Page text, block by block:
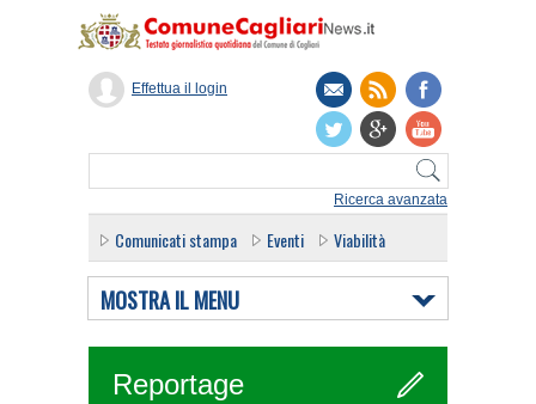
Ricerca avanzata
Effettua il login
Comunicati stampa Eventi Viabilità
MOSTRA IL MENU
Reportage